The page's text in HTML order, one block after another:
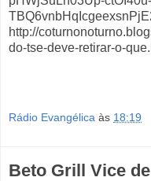
http://
do-tse-deve-retirar-o-
Rádio Evangélica às 18:19
Beto Grill Vice